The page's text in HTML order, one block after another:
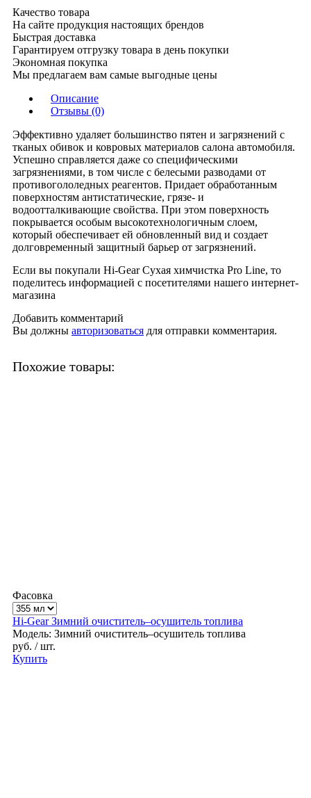
Качество товара
На сайте продукция настоящих брендов
Быстрая доставка
Гарантируем отгрузку товара в день покупки
Экономная покупка
Мы предлагаем вам самые выгодные цены
Описание
Отзывы (0)
Эффективно удаляет большинство пятен и загрязнений с
тканых обивок и ковровых материалов салона автомобиля.
Успешно справляется даже со специфическими
загрязнениями, в том числе с белесыми разводами от
противогололедных реагентов. Придает обработанным
поверхностям антистатические, грязе- и
водоотталкивающие свойства. При этом поверхность
покрывается особым высокотехнологичным слоем,
который обеспечивает ей обновленный вид и создает
долговременный защитный барьер от загрязнений.
Если вы покупали Hi-Gear Сухая химчистка Pro Line, то
поделитесь информацией с посетителями нашего интернет-
магазина
Добавить комментарий
Вы должны авторизоваться для отправки комментария.
Похожие товары:
Фасовка
Hi-Gear Зимний очиститель–осушитель топлива
Модель: Зимний очиститель–осушитель топлива
руб. / шт.
Купить